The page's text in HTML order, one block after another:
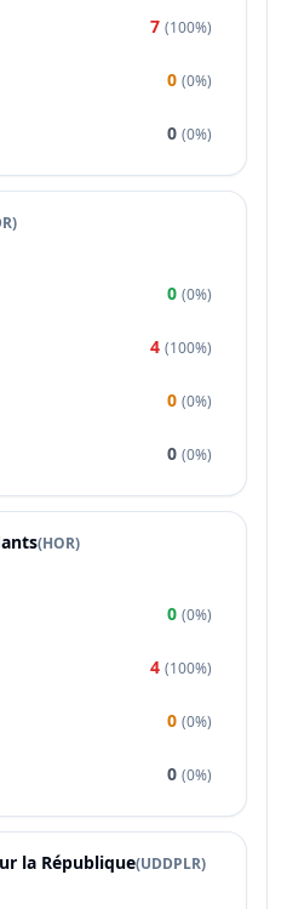
7 (100%)
0 (0%)
0 (0%)
)
0 (0%)
4 (100%)
0 (0%)
0 (0%)
(HOR)
0 (0%)
4 (100%)
0 (0%)
0 (0%)
la République(UDDPLR)